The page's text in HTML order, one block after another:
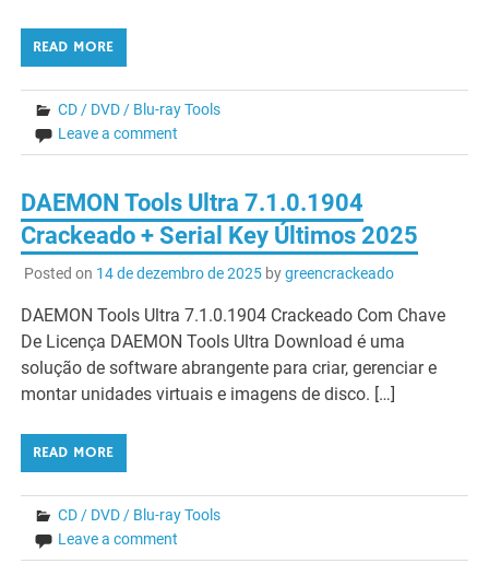
READ MORE
CD / DVD / Blu-ray Tools
Leave a comment
DAEMON Tools Ultra 7.1.0.1904
Crackeado + Serial Key Últimos 2025
Posted on 14 de dezembro de 2025bygreencrackeado
DAEMON Tools Ultra 7.1.0.1904 Crackeado Com Chave
De Licença DAEMON Tools Ultra Download é uma
solução de software abrangente para criar, gerenciar e
montar unidades virtuais e imagens de disco. […]
READ MORE
CD / DVD / Blu-ray Tools
Leave a comment